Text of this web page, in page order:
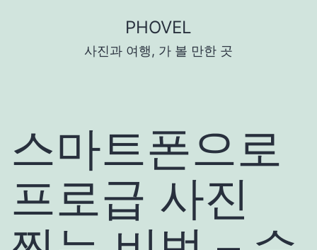
PHOVEL
사진과 여행, 가 볼 만한 곳
스마트폰으로
프로급 사진